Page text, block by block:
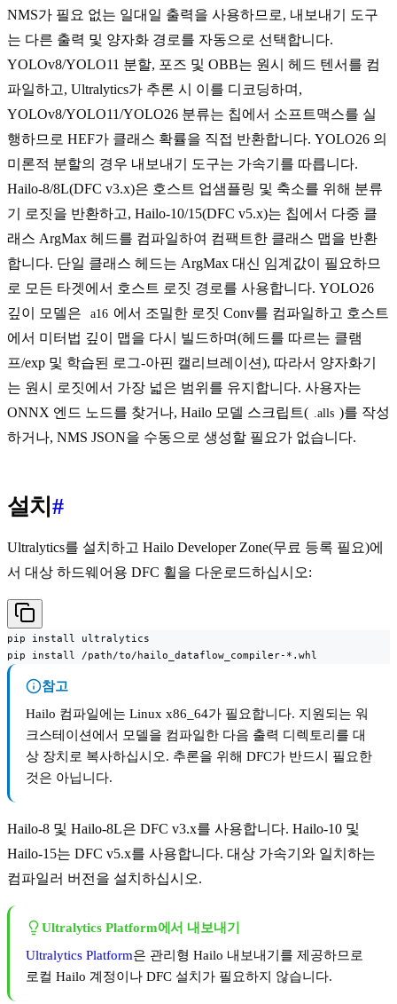
NMS가 필요 없는 일대일 출력을 사용하므로, 내보내기 도구
는 다른 출력 및 양자화 경로를 자동으로 선택합니다.
YOLOv8/YOLO11 분할, 포즈 및 OBB는 원시 헤드 텐서를 컴
파일하고, Ultralytics가 추론 시 이를 디코딩하며,
YOLOv8/YOLO11/YOLO26 분류는 칩에서 소프트맥스를 실
행하므로 HEF가 클래스 확률을 직접 반환합니다. YOLO26 의
미론적 분할의 경우 내보내기 도구는 가속기를 따릅니다.
Hailo-8/8L(DFC v3.x)은 호스트 업샘플링 및 축소를 위해 분류
기 로짓을 반환하고, Hailo-10/15(DFC v5.x)는 칩에서 다중 클
래스 ArgMax 헤드를 컴파일하여 컴팩트한 클래스 맵을 반환
합니다. 단일 클래스 헤드는 ArgMax 대신 임계값이 필요하므
로 모든 타겟에서 호스트 로짓 경로를 사용합니다. YOLO26
깊이 모델은
a16 에서 조밀한 로짓 Conv를 컴파일하고 호스트
에서 미터법 깊이 맵을 다시 빌드하며(헤드를 따르는 클램
프/exp 및 학습된 로그-아핀 캘리브레이션), 따라서 양자화기
는 원시 로짓에서 가장 넓은 범위를 유지합니다. 사용자는
ONNX 엔드 노드를 찾거나, Hailo 모델 스크립트( .alls )를 작성
하거나, NMS JSON을 수동으로 생성할 필요가 없습니다.
설치 #
Ultralytics를 설치하고 Hailo Developer Zone(무료 등록 필요)에
서 대상 하드웨어용 DFC 휠을 다운로드하십시오:
pip install ultralytics
pip install /path/to/hailo_dataflow_compiler-*.whl
참고
Hailo 컴파일에는 Linux x86_64가 필요합니다. 지원되는 워
크스테이션에서 모델을 컴파일한 다음 출력 디렉토리를 대
상 장치로 복사하십시오. 추론을 위해 DFC가 반드시 필요한
것은 아닙니다.
Hailo-8 및 Hailo-8L은 DFC v3.x를 사용합니다. Hailo-10 및
Hailo-15는 DFC v5.x를 사용합니다. 대상 가속기와 일치하는
컴파일러 버전을 설치하십시오.
Ultralytics Platform에서 내보내기
Ultralytics Platform은 관리형 Hailo 내보내기를 제공하므로
로컬 Hailo 계정이나 DFC 설치가 필요하지 않습니다.